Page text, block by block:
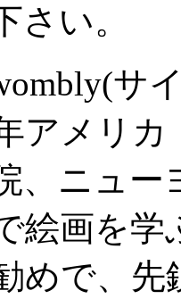
さい。
サ
アメリ
、ニュー
絵画を学
めで、先